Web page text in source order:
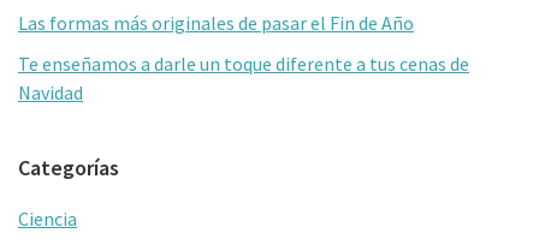
Las formas más originales de pasar el Fin de Año
Te enseñamos a darle un toque diferente a tus cenas de
Navidad
Categorías
Ciencia